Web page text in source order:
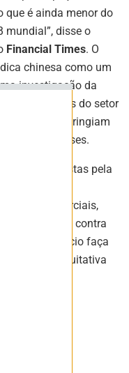
que é ainda menor do
mundial”, disse o
Financial Times. O
chinesa como um
investigação da
licitações do setor
que 87% restringiam
não chineses.
impostas pela
superávits
comerciais,
medidas contra
o livre comércio faça
mais equitativa